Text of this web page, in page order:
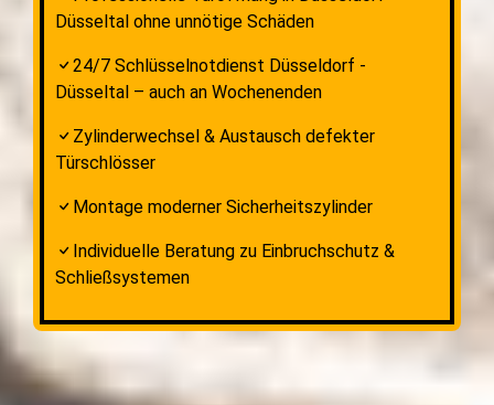
Düsseltal ohne unnötige Schäden
24/7 Schlüsselnotdienst Düsseldorf -
Düsseltal – auch an Wochenenden
Zylinderwechsel & Austausch defekter
Türschlösser
Montage moderner Sicherheitszylinder
Individuelle Beratung zu Einbruchschutz &
Schließsystemen